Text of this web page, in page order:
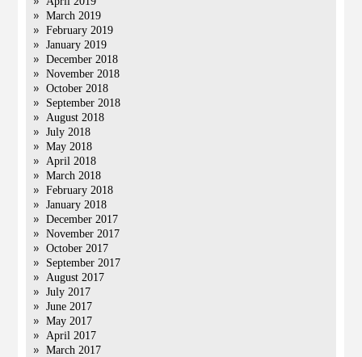
March 2019
February 2019
January 2019
December 2018
November 2018
October 2018
September 2018
August 2018
July 2018
May 2018
April 2018
March 2018
February 2018
January 2018
December 2017
November 2017
October 2017
September 2017
August 2017
July 2017
June 2017
May 2017
April 2017
March 2017